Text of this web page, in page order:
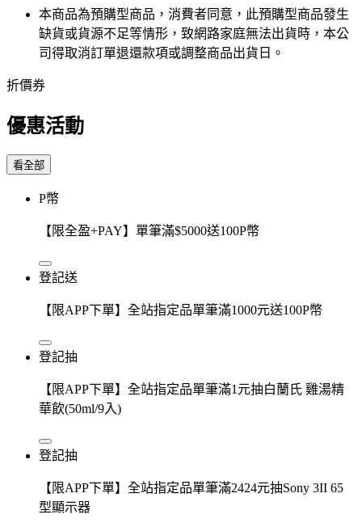
本商品為預購型商品，消費者同意，此預購型商品發生
缺貨或貨源不足等情形，​致網路家庭無法出貨時，本公
司得取消訂單退還款項或調整商品出貨日。
折價券
優惠活動
看全部
P幣
【限全盈+PAY】單筆滿$5000送100P幣
登記送
【限APP下單】全站指定品單筆滿1000元送100P幣
登記抽
【限APP下單】全站指定品單筆滿1元抽白蘭氏 雞湯精
華飲(50ml/9入)
登記抽
【限APP下單】全站指定品單筆滿2424元抽Sony 3II 65
型顯示器